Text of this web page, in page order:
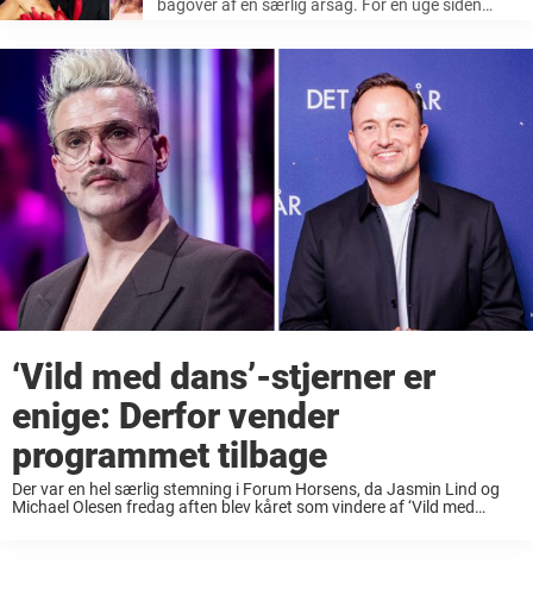
bagover af en særlig årsag. For en uge siden
professionelle og nydansere, ...
‘Vild med dans’-stjerner er
enige: Derfor vender
programmet tilbage
Der var en hel særlig stemning i Forum Horsens, da Jasmin Lind og
Michael Olesen fredag aften blev kåret som vindere af ‘Vild med